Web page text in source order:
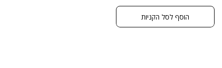
יוקרתי ועדין. שילוב ממכר של ניחוחות
מעוררים ומלטפים, שמשאיר חותם
מתוק ומרענן בכל מקום שתגיעו אליו.
חוויית בישום שלא דומה לשום דבר
הוסף לסל הקניות